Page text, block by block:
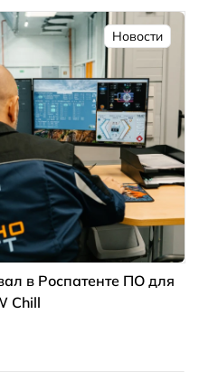
Новости
в Роспатенте ПО для
Chill